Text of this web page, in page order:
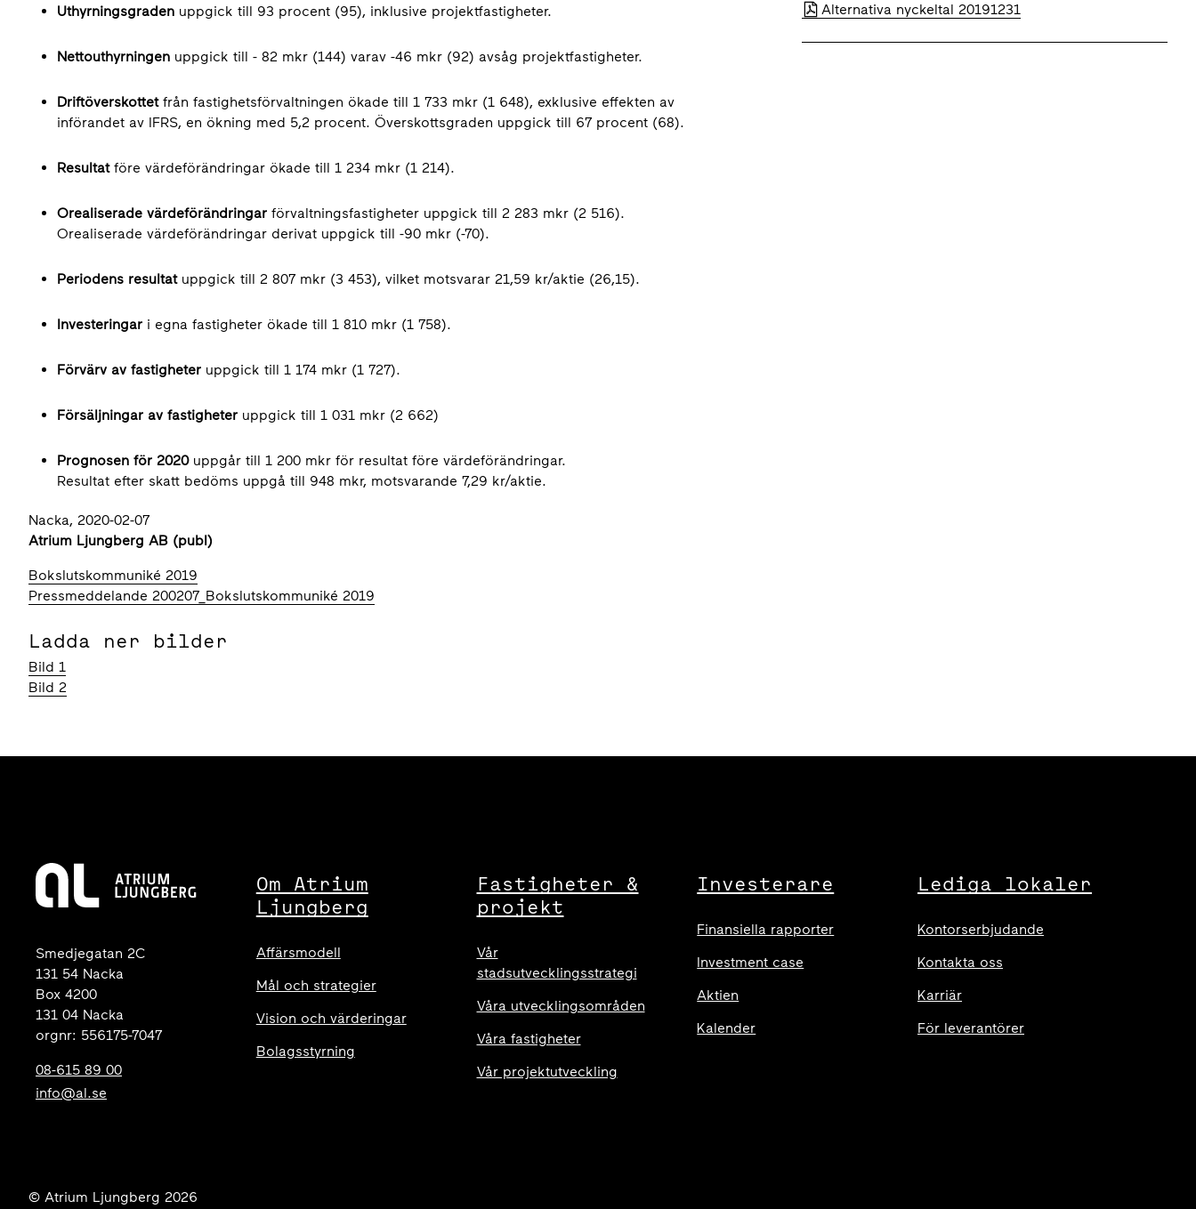
Uthyrningsgraden uppgick till 93 procent (95), inklusive projektfastigheter.
Nettouthyrningen uppgick till - 82 mkr (144) varav -46 mkr (92) avsåg projektfastigheter.
Driftöverskottetfrån fastighetsförvaltningen ökade till 1 733 mkr (1 648), exklusive effekten av
införandet av IFRS, en ökning med 5,2 procent. Överskottsgraden uppgick till 67 procent (68).
Resultatföre värdeförändringar ökade till 1 234 mkr (1 214).
Orealiserade värdeförändringar förvaltningsfastigheter uppgick till 2 283 mkr (2 516).
Orealiserade värdeförändringar derivat uppgick till -90 mkr (-70).
Periodens resultatuppgick till 2 807 mkr (3 453), vilket motsvarar 21,59 kr/aktie (26,15).
Investeringar i egna fastigheter ökade till 1 810 mkr (1 758).
Förvärv av fastigheter uppgick till 1 174 mkr (1 727).
Försäljningar av fastigheter uppgick till 1 031 mkr (2 662)
Prognosen för 2020uppgår till 1 200 mkr för resultat före värdeförändringar.
Resultat efter skatt bedöms uppgå till 948 mkr, motsvarande 7,29 kr/aktie.
Nacka, 2020-02-07
Atrium Ljungberg AB (publ)
Bokslutskommuniké 2019
Pressmeddelande 200207_Bokslutskommuniké 2019
Ladda ner bilder
Bild 1
Bild 2
Alternativa nyckeltal 20191231
Smedjegatan 2C
131 54 Nacka
Box 4200
131 04 Nacka
orgnr: 556175-7047
08-615 89 00
info@al.se
Om Atrium
Ljungberg
Affärsmodell
Mål och strategier
Vision och värderingar
Bolagsstyrning
Fastigheter &
projekt
Vår
stadsutvecklingsstrategi
Våra utvecklingsområden
Våra fastigheter
Vår projektutveckling
Investerare
Finansiella rapporter
Investment case
Aktien
Kalender
Lediga lokaler
Kontorserbjudande
Kontakta oss
Karriär
För leverantörer
© Atrium Ljungberg 2026